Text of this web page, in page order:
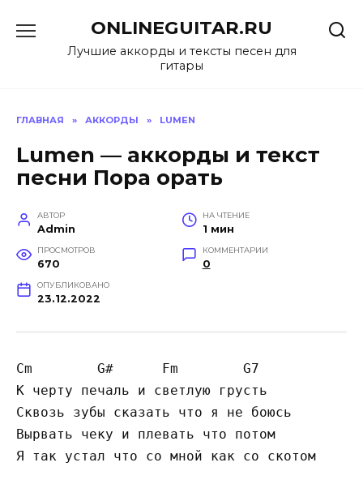
содержанию
ONLINEGUITAR.RU
Лучшие аккорды и тексты песен для
гитары
ГЛАВНАЯ » АККОРДЫ » LUMEN
Lumen — аккорды и текст
песни Пора орать
АВТОР
Admin
НА ЧТЕНИЕ
1 мин
ПРОСМОТРОВ
670
КОММЕНТАРИИ
0
ОПУБЛИКОВАНО
23.12.2022
Cm        G#      Fm        G7
К черту печаль и светлую грусть
Сквозь зубы сказать что я не боюсь
Вырвать чеку и плевать что потом
Я так устал что со мной как со скотом